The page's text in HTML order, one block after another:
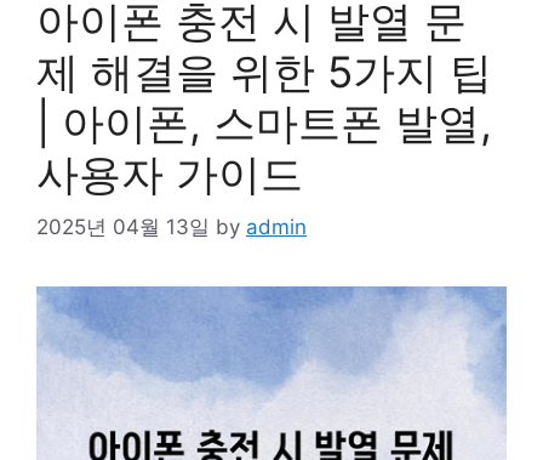
아이폰 충전 시 발열 문
제 해결을 위한 5가지 팁
| 아이폰, 스마트폰 발열,
사용자 가이드
2025년 04월 13일 by admin